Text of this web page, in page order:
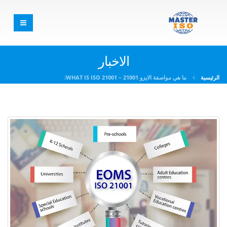
الاخبار
الرئيسية ما هي مواصفة الايزو 21001 – WHAT IS ISO 21001: